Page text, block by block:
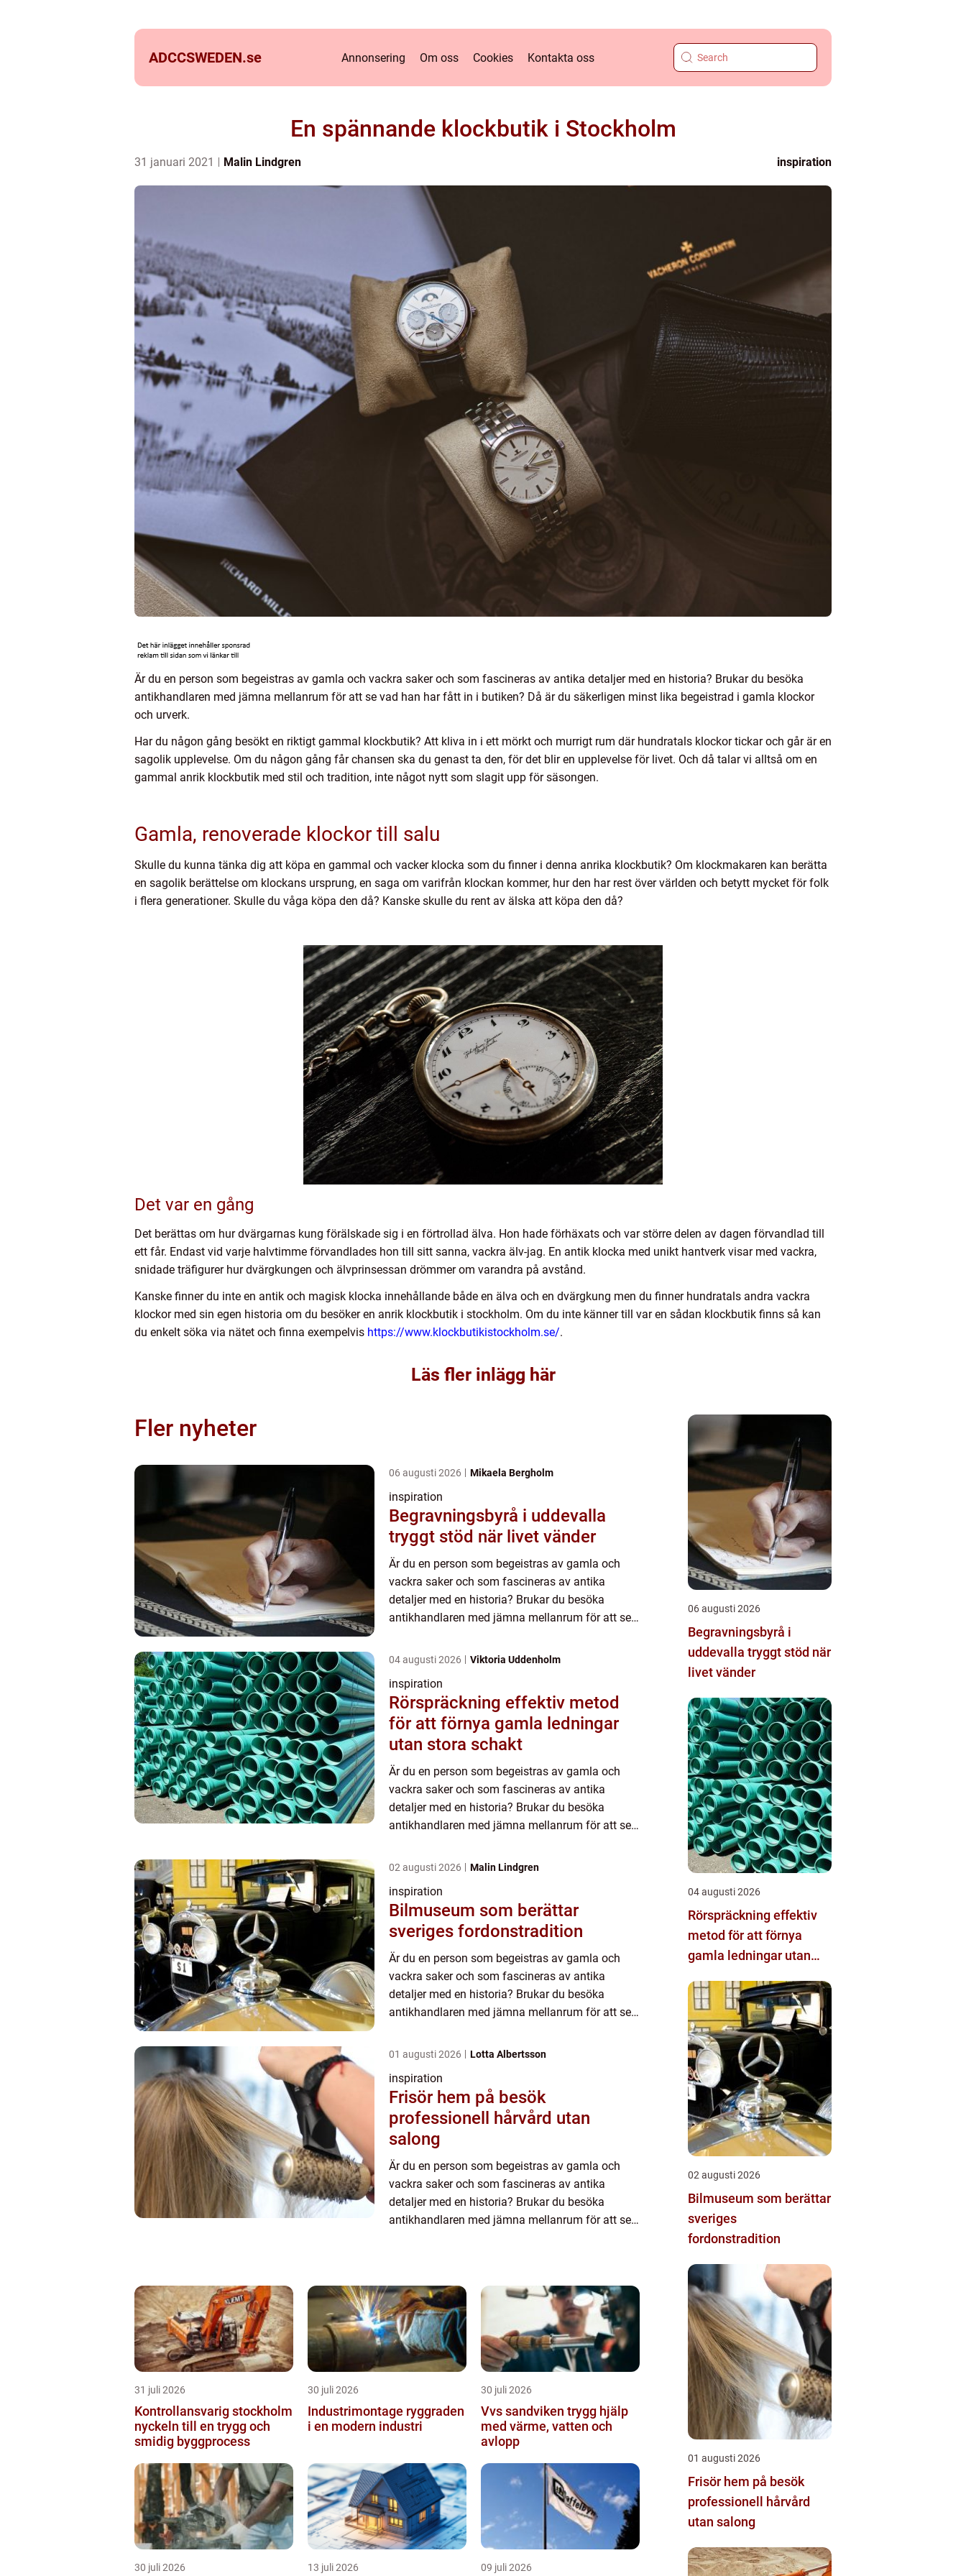
ADCCSWEDEN.se Annonsering Om oss Cookies Kontakta oss
En spännande klockbutik i Stockholm
31 januari 2021 Malin Lindgren inspiration
Är du en person som begeistras av gamla och vackra saker och som fascineras av antika detaljer med en historia? Brukar du besöka
antikhandlaren med jämna mellanrum för att se vad han har fått in i butiken? Då är du säkerligen minst lika begeistrad i gamla klockor
och urverk.
Har du någon gång besökt en riktigt gammal klockbutik? Att kliva in i ett mörkt och murrigt rum där hundratals klockor tickar och går är en
sagolik upplevelse. Om du någon gång får chansen ska du genast ta den, för det blir en upplevelse för livet. Och då talar vi alltså om en
gammal anrik klockbutik med stil och tradition, inte något nytt som slagit upp för säsongen.
Gamla, renoverade klockor till salu
Skulle du kunna tänka dig att köpa en gammal och vacker klocka som du finner i denna anrika klockbutik? Om klockmakaren kan berätta
en sagolik berättelse om klockans ursprung, en saga om varifrån klockan kommer, hur den har rest över världen och betytt mycket för folk
i flera generationer. Skulle du våga köpa den då? Kanske skulle du rent av älska att köpa den då?
Det var en gång
Det berättas om hur dvärgarnas kung förälskade sig i en förtrollad älva. Hon hade förhäxats och var större delen av dagen förvandlad till
ett får. Endast vid varje halvtimme förvandlades hon till sitt sanna, vackra älv-jag. En antik klocka med unikt hantverk visar med vackra,
snidade träfigurer hur dvärgkungen och älvprinsessan drömmer om varandra på avstånd.
Kanske finner du inte en antik och magisk klocka innehållande både en älva och en dvärgkung men du finner hundratals andra vackra
klockor med sin egen historia om du besöker en anrik klockbutik i stockholm. Om du inte känner till var en sådan klockbutik finns så kan
du enkelt söka via nätet och finna exempelvis https://www.klockbutikistockholm.se/.
Läs fler inlägg här
Fler nyheter
06 augusti 2026 Mikaela Bergholm
inspiration
Begravningsbyrå i uddevalla
tryggt stöd när livet vänder
Är du en person som begeistras av gamla och
vackra saker och som fascineras av antika
detaljer med en historia? Brukar du besöka
antikhandlaren med jämna mellanrum för att se
minst lika begeistrad i ...
04 augusti 2026 Viktoria Uddenholm
inspiration
Rörspräckning effektiv metod
för att förnya gamla ledningar
utan stora schakt
Är du en person som begeistras av gamla och
vackra saker och som fascineras av antika
detaljer med en historia? Brukar du besöka
antikhandlaren med jämna mellanrum för att se
minst lika begeistrad i ...
02 augusti 2026 Malin Lindgren
inspiration
Bilmuseum som berättar
sveriges fordonstradition
Är du en person som begeistras av gamla och
vackra saker och som fascineras av antika
detaljer med en historia? Brukar du besöka
antikhandlaren med jämna mellanrum för att se
minst lika begeistrad i ...
01 augusti 2026 Lotta Albertsson
inspiration
Frisör hem på besök
professionell hårvård utan
salong
Är du en person som begeistras av gamla och
vackra saker och som fascineras av antika
detaljer med en historia? Brukar du besöka
antikhandlaren med jämna mellanrum för att se
31 juli 2026
Kontrollansvarig stockholm
nyckeln till en trygg och
smidig byggprocess
30 juli 2026
Industrimontage ryggraden
i en modern industri
30 juli 2026
Vvs sandviken trygg hjälp
med värme, vatten och
avlopp
30 juli 2026 13 juli 2026 09 juli 2026
06 augusti 2026
Begravningsbyrå i
uddevalla tryggt stöd när
livet vänder
04 augusti 2026
Rörspräckning effektiv
metod för att förnya
gamla ledningar utan
02 augusti 2026
Bilmuseum som berättar
sveriges
fordonstradition
01 augusti 2026
Frisör hem på besök
professionell hårvård
utan salong